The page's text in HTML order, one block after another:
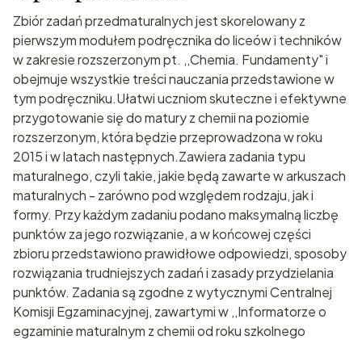
Zbiór zadań przedmaturalnych jest skorelowany z
pierwszym modułem podręcznika do liceów i techników
w zakresie rozszerzonym pt. ,,Chemia. Fundamenty" i
obejmuje wszystkie treści nauczania przedstawione w
tym podręczniku.Ułatwi uczniom skuteczne i efektywne
przygotowanie się do matury z chemii na poziomie
rozszerzonym, która będzie przeprowadzona w roku
2015 i w latach następnych.Zawiera zadania typu
maturalnego, czyli takie, jakie będą zawarte w arkuszach
maturalnych - zarówno pod względem rodzaju, jak i
formy. Przy każdym zadaniu podano maksymalną liczbę
punktów za jego rozwiązanie, a w końcowej części
zbioru przedstawiono prawidłowe odpowiedzi, sposoby
rozwiązania trudniejszych zadań i zasady przydzielania
punktów. Zadania są zgodne z wytycznymi Centralnej
Komisji Egzaminacyjnej, zawartymi w ,,Informatorze o
egzaminie maturalnym z chemii od roku szkolnego